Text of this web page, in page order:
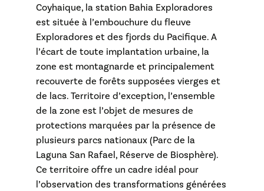
Coyhaique, la station Bahia Exploradores
est située à l’embouchure du fleuve
Exploradores et des fjords du Pacifique. A
l’écart de toute implantation urbaine, la
zone est montagnarde et principalement
recouverte de forêts supposées vierges et
de lacs. Territoire d’exception, l’ensemble
de la zone est l’objet de mesures de
protections marquées par la présence de
plusieurs parcs nationaux (Parc de la
Laguna San Rafael, Réserve de Biosphère).
Ce territoire offre un cadre idéal pour
l’observation des transformations générées